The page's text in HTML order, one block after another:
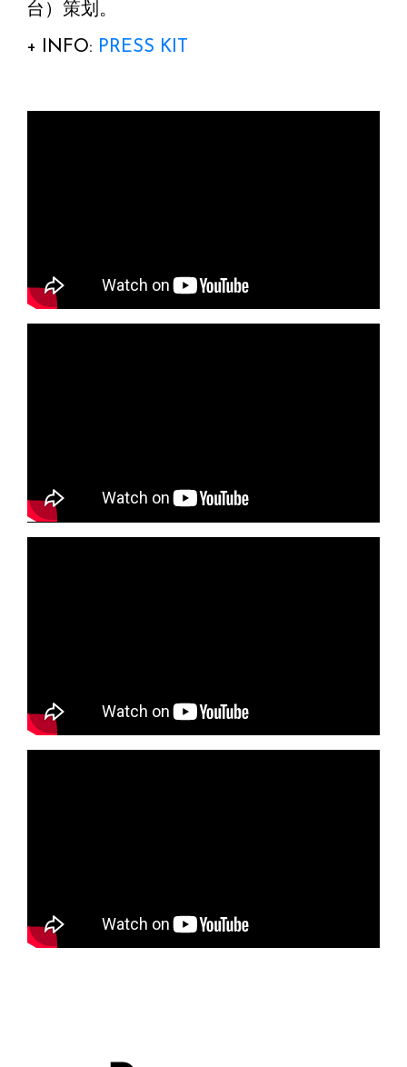
台）策划。
+ INFO: PRESS KIT